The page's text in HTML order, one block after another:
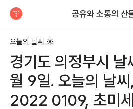
공유와 소통의 산
오늘의 날씨 ☀
경기도 의정부시
월 9일. 오늘의 날
2022 0109, 초미